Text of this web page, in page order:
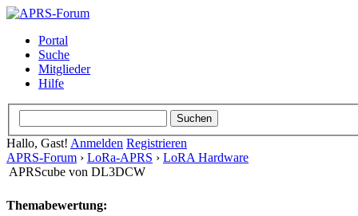
Portal
Suche
Mitglieder
Hilfe
Hallo, Gast! Anmelden Registrieren
APRS-Forum › LoRa-APRS › LoRA Hardware
APRScube von DL3DCW
Themabewertung: